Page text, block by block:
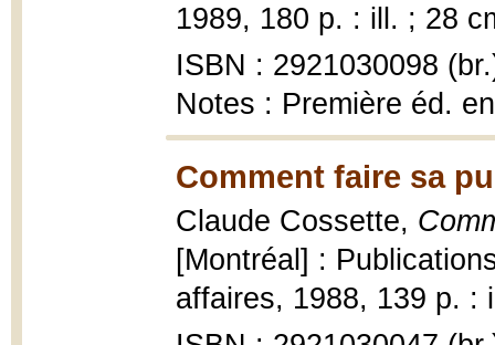
1989, 180 p. : ill. ; 28
ISBN : 2921030098
Notes : Première éd.
Comment faire sa
Claude Cossette,
[Montréal] :
affaires, 1988, 139 p. :